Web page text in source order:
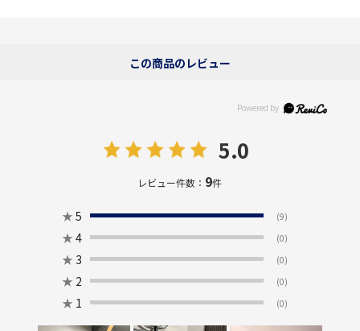
この商品のレビュー
5.0
レビュー件数： 9件
★ 5 (9)
★ 4 (0)
★ 3 (0)
★ 2 (0)
★ 1 (0)